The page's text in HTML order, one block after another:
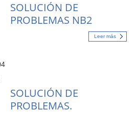
SOLUCIÓN DE
PROBLEMAS NB2
Leer más
SOLUCIÓN DE
PROBLEMAS.